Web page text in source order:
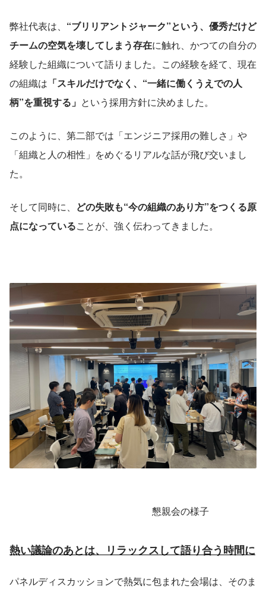
弊社代表は、 “ブリリアントジャーク”という、優秀だけど
チームの空気を壊してしまう存在に触れ、かつての自分の
経験した組織について語りました。この経験を経て、現在
の組織は 「スキルだけでなく、“一緒に働くうえでの人
柄”を重視する」 という採用方針に決めました。
このように、第二部では「エンジニア採用の難しさ」や
「組織と人の相性」をめぐるリアルな話が飛び交いまし
た。
そして同時に、 どの失敗も“今の組織のあり方”をつくる原
点になっていることが、強く伝わってきました。
懇親会の様子
熱い議論のあとは、リラックスして語り合う時間に
パネルディスカッションで熱気に包まれた会場は、そのま